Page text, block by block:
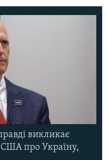
викликає
про Україну,